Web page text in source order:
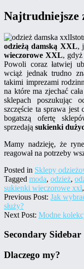
Najtrudniejsze
odzieżą damską XXL,
wieczorowe XXL, gdyż
Powoli coraz łatwiej
wciąż jednak trudno
takimi imprezami
na które ma zjechać
sklepach poszukując
szczęście ta sprawa jest
bogatszą ofertę
sprzedają sukienki
Mamy nadzieję, że
reagował na potrzeby
Posted in Sklepy
Tagged moda, odzież,
sukienki wieczorowe xxl,
Previous Post: Jak
służy?
Next Post: Modne
Secondary Sidebar
Dlaczego my?